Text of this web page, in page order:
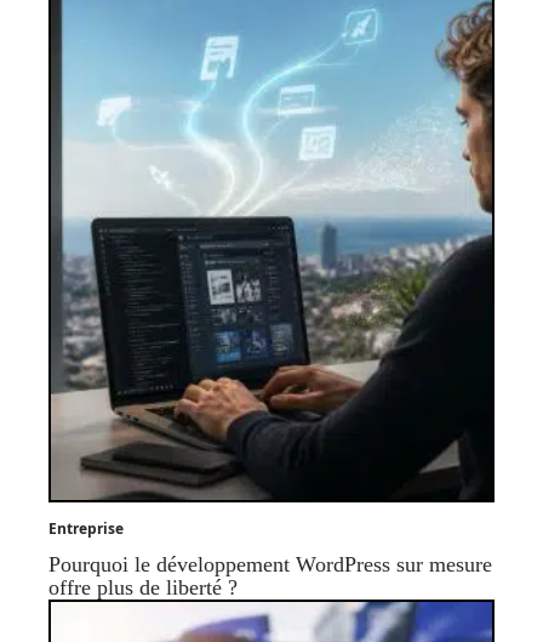
Entreprise
Pourquoi le développement WordPress sur mesure
offre plus de liberté ?